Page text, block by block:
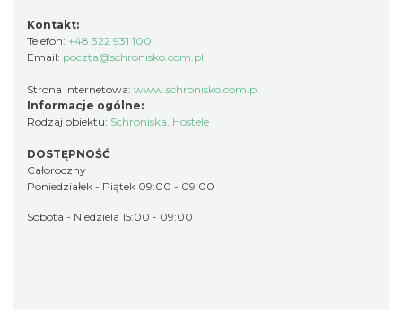
Kontakt:
Telefon: +48 322 931 100
Email: poczta@schronisko.com.pl
Strona internetowa: www.schronisko.com.pl
Informacje ogólne:
Rodzaj obiektu: Schroniska, Hostele
DOSTĘPNOŚĆ
Całoroczny
Poniedziałek - Piątek 09:00 - 09:00
Sobota - Niedziela 15:00 - 09:00